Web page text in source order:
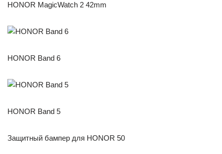
HONOR MagicWatch 2 42mm
HONOR Band 6
HONOR Band 5
Защитный бампер для HONOR 50